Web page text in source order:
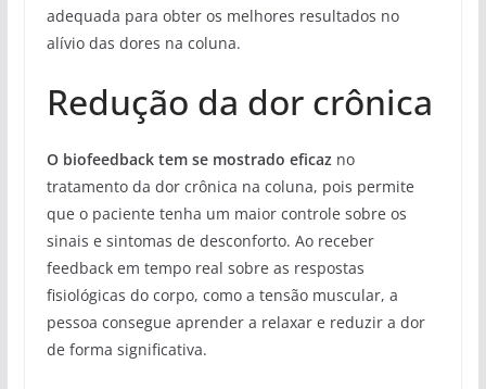
adequada para obter os melhores resultados no
alívio das dores na coluna.
Redução da dor crônica
O biofeedback tem se mostrado eficazno
tratamento da dor crônica na coluna, pois permite
que o paciente tenha um maior controle sobre os
sinais e sintomas de desconforto. Ao receber
feedback em tempo real sobre as respostas
fisiológicas do corpo, como a tensão muscular, a
pessoa consegue aprender a relaxar e reduzir a dor
de forma significativa.